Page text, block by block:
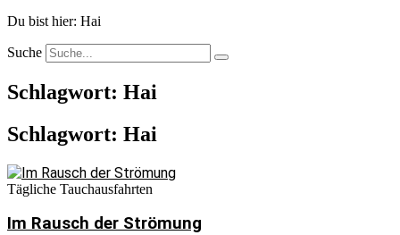
Du bist hier: Hai
Suche
Schlagwort: Hai
Schlagwort: Hai
Tägliche Tauchausfahrten
Im Rausch der Strömung